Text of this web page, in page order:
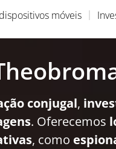
móveis
conjugal,
. Oferecemos
, como